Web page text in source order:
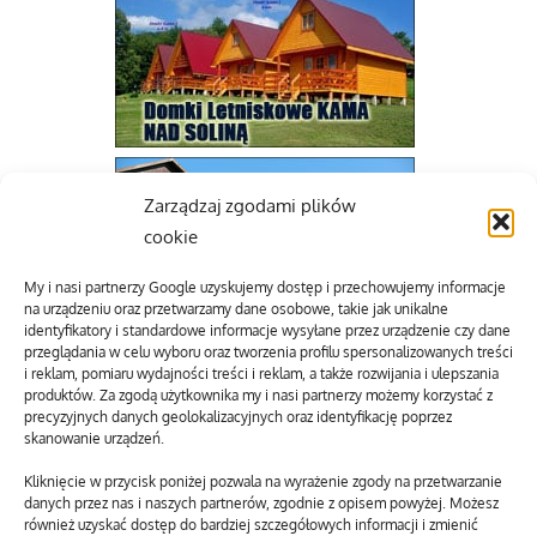
Zarządzaj zgodami plików
cookie
My i nasi partnerzy Google uzyskujemy dostęp i przechowujemy informacje
na urządzeniu oraz przetwarzamy dane osobowe, takie jak unikalne
identyfikatory i standardowe informacje wysyłane przez urządzenie czy dane
przeglądania w celu wyboru oraz tworzenia profilu spersonalizowanych treści
i reklam, pomiaru wydajności treści i reklam, a także rozwijania i ulepszania
produktów. Za zgodą użytkownika my i nasi partnerzy możemy korzystać z
precyzyjnych danych geolokalizacyjnych oraz identyfikację poprzez
skanowanie urządzeń.
Kliknięcie w przycisk poniżej pozwala na wyrażenie zgody na przetwarzanie
danych przez nas i naszych partnerów, zgodnie z opisem powyżej. Możesz
również uzyskać dostęp do bardziej szczegółowych informacji i zmienić